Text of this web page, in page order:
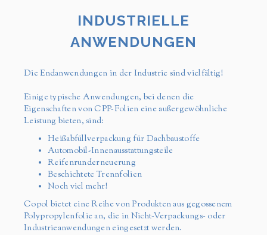
INDUSTRIELLE
ANWENDUNGEN
Die Endanwendungen in der Industrie sind vielfältig!
Einige typische Anwendungen, bei denen die
Eigenschaften von CPP-Folien eine außergewöhnliche
Leistung bieten, sind:
Heißabfüllverpackung für Dachbaustoffe
Automobil-Innenausstattungsteile
Reifenrunderneuerung
Beschichtete Trennfolien
Noch viel mehr!
Copol bietet eine Reihe von Produkten aus gegossenem
Polypropylenfolie an, die in Nicht-Verpackungs- oder
Industrieanwendungen eingesetzt werden.